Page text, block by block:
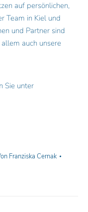
auf persönlichen,
Team in Kiel und
und Partner sind
auch unsere
Sie unter
Franziska Cernak